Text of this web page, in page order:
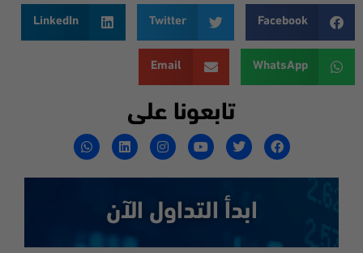
Facebook
Twitter
LinkedIn
WhatsApp
Email
تابعونا على
ابدأ التداول الآن